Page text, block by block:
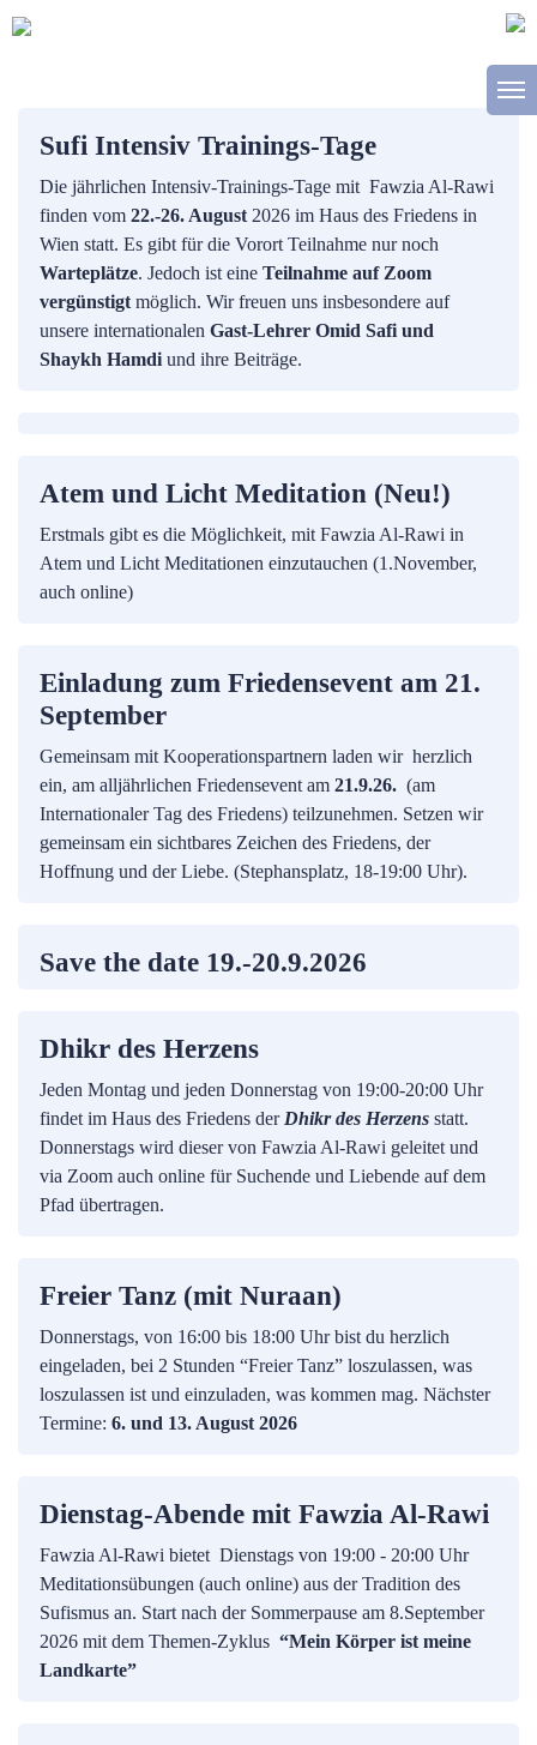
Sufi Intensiv Trainings-Tage
Die jährlichen Intensiv-Trainings-Tage mit Fawzia Al-Rawi
finden vom 22.-26. August 2026 im Haus des Friedens in
Wien statt. Es gibt für die Vorort Teilnahme nur noch
Warteplätze. Jedoch ist eine Teilnahme auf Zoom
vergünstigt möglich. Wir freuen uns insbesondere auf
unsere internationalen Gast-Lehrer Omid Safi und
Shaykh Hamdi und ihre Beiträge.
Atem und Licht Meditation (Neu!)
Erstmals gibt es die Möglichkeit, mit Fawzia Al-Rawi in
Atem und Licht Meditationen einzutauchen (1.November,
auch online)
Einladung zum Friedensevent am 21.
September
Gemeinsam mit Kooperationspartnern laden wir herzlich
ein, am alljährlichen Friedensevent am 21.9.26. (am
Internationaler Tag des Friedens) teilzunehmen. Setzen wir
gemeinsam ein sichtbares Zeichen des Friedens, der
Hoffnung und der Liebe. (Stephansplatz, 18-19:00 Uhr).
Save the date 19.-20.9.2026
Dhikr des Herzens
Jeden Montag und jeden Donnerstag von 19:00-20:00 Uhr
findet im Haus des Friedens derDhikr des Herzens statt.
Donnerstags wird dieser von Fawzia Al-Rawi geleitet und
via Zoom auch online für Suchende und Liebende auf dem
Pfad übertragen.
Freier Tanz (mit Nuraan)
Donnerstags, von 16:00 bis 18:00 Uhr bist du herzlich
eingeladen, bei 2 Stunden “Freier Tanz” loszulassen, was
loszulassen ist und einzuladen, was kommen mag. Nächster
Termine: 6. und 13. August 2026
Dienstag-Abende mit Fawzia Al-Rawi
Fawzia Al-Rawi bietet Dienstags von 19:00 - 20:00 Uhr
Meditationsübungen (auch online) aus der Tradition des
Sufismus an. Start nach der Sommerpause am 8.September
2026 mit dem Themen-Zyklus “Mein Körper ist meine
Landkarte”